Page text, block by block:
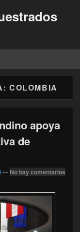
COLOMBIA
apoya
de
— No hay comentarios